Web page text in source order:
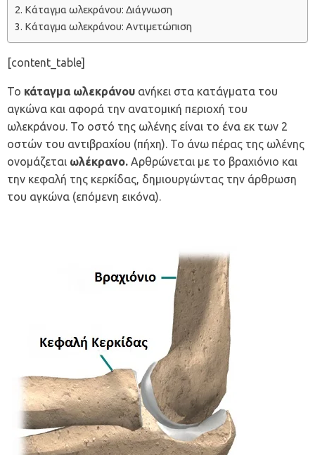
Κάταγμα ωλεκράνου: Διάγνωση
Κάταγμα ωλεκράνου: Αντιμετώπιση
[content_table]
Το κάταγμα ωλεκράνου ανήκει στα κατάγματα του
αγκώνα και αφορά την ανατομική περιοχή του
ωλεκράνου. Το οστό της ωλένης είναι το ένα εκ των 2
οστών του αντιβραχίου (πήχη). Το άνω πέρας της ωλένης
ονομάζεται ωλέκρανο. Αρθρώνεται με το βραχιόνιο και
την κεφαλή της κερκίδας, δημιουργώντας την άρθρωση
του αγκώνα (επόμενη εικόνα).